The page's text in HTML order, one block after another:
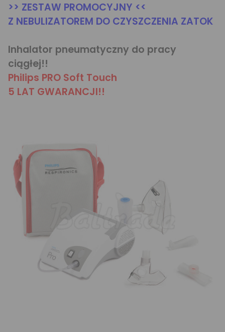
>> ZESTAW PROMOCYJNY <<
Z NEBULIZATOREM DO CZYSZCZENIA ZATOK
Inhalator pneumatyczny do pracy
ciągłej!!
Philips PRO Soft Touch
5 LAT GWARANCJI!!